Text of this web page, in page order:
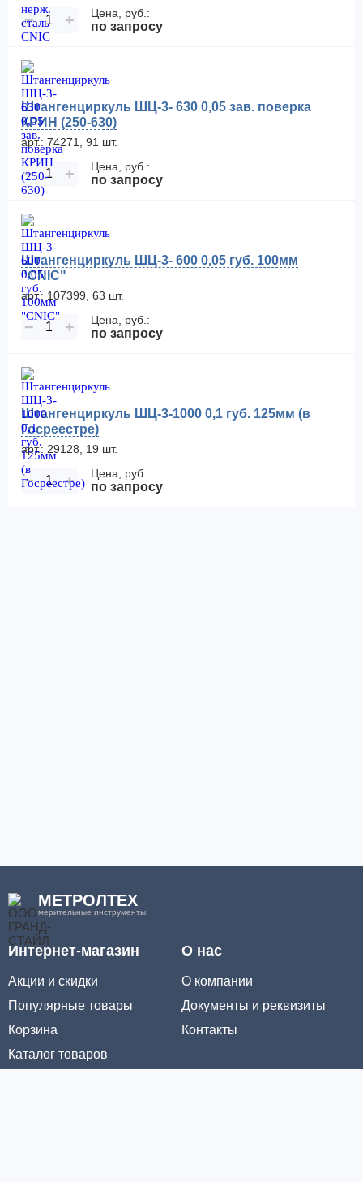
− + Цена, руб.:
по запросу
Штангенциркуль ШЦ-3- 630 0,05 зав. поверка
КРИН (250-630)
арт.: 74271, 91 шт.
− + Цена, руб.:
по запросу
Штангенциркуль ШЦ-3- 600 0,05 губ. 100мм
"CNIC"
арт.: 107399, 63 шт.
− + Цена, руб.:
по запросу
Штангенциркуль ШЦ-3-1000 0,1 губ. 125мм (в
Госреестре)
арт.: 29128, 19 шт.
− + Цена, руб.:
по запросу
МЕТРОЛТЕХ
мерительные инструменты
Интернет-магазин
Акции и скидки
Популярные товары
Корзина
Каталог товаров
О нас
О компании
Документы и реквизиты
Контакты